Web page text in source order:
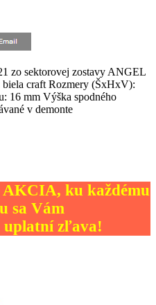
zo sektorovej zostavy ANGEL
craft Rozmery (ŠxHxV):
16 mm Výška spodného
v demonte
ku každému
sa Vám
uplatní zľava!